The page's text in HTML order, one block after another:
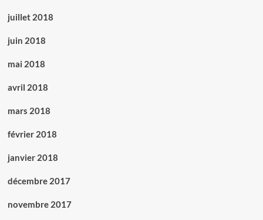
juillet 2018
juin 2018
mai 2018
avril 2018
mars 2018
février 2018
janvier 2018
décembre 2017
novembre 2017